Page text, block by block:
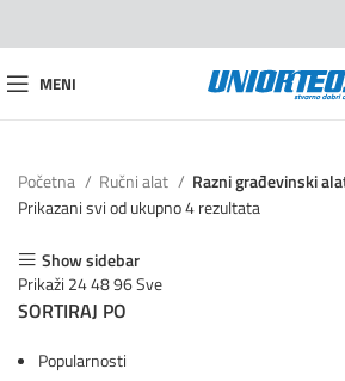
MENI
Početna Ručni alat
Razni građevinski
Prikazani svi od ukupno 4 rezultata
Show sidebar
Prikaži 244896Sve
SORTIRAJ PO
Popularnosti